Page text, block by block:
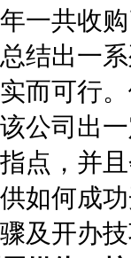
一共收
结出一
而可行
公司出
点，并
如何成
及开办